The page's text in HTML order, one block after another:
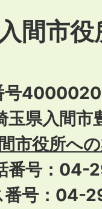
入間市役
号
県入間市
市役所へ
番号：04-
番号：04-